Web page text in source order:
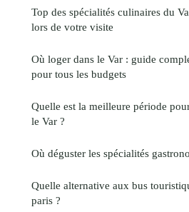
Top des spécialités culinaires du
lors de votre visite
Où loger dans le Var : guide
pour tous les budgets
Quelle est la meilleure période
le Var ?
Où déguster les spécialités
Quelle alternative aux bus
paris ?